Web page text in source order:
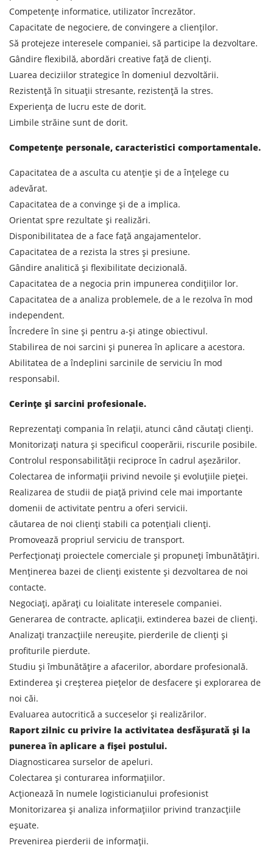
Competențe informatice, utilizator încrezător.
Capacitate de negociere, de convingere a clienților.
Să protejeze interesele companiei, să participe la dezvoltare.
Gândire flexibilă, abordări creative față de clienți.
Luarea deciziilor strategice în domeniul dezvoltării.
Rezistență în situații stresante, rezistență la stres.
Experiența de lucru este de dorit.
Limbile străine sunt de dorit.
Competențe personale, caracteristici comportamentale.
Capacitatea de a asculta cu atenție și de a înțelege cu
adevărat.
Capacitatea de a convinge și de a implica.
Orientat spre rezultate și realizări.
Disponibilitatea de a face față angajamentelor.
Capacitatea de a rezista la stres și presiune.
Gândire analitică și flexibilitate decizională.
Capacitatea de a negocia prin impunerea condițiilor lor.
Capacitatea de a analiza problemele, de a le rezolva în mod
independent.
Încredere în sine și pentru a-și atinge obiectivul.
Stabilirea de noi sarcini și punerea în aplicare a acestora.
Abilitatea de a îndeplini sarcinile de serviciu în mod
responsabil.
Cerințe și sarcini profesionale.
Reprezentați compania în relații, atunci când căutați clienți.
Monitorizați natura și specificul cooperării, riscurile posibile.
Controlul responsabilității reciproce în cadrul așezărilor.
Colectarea de informații privind nevoile și evoluțiile pieței.
Realizarea de studii de piață privind cele mai importante
domenii de activitate pentru a oferi servicii.
căutarea de noi clienți stabili ca potențiali clienți.
Promovează propriul serviciu de transport.
Perfecționați proiectele comerciale și propuneți îmbunătățiri.
Menținerea bazei de clienți existente și dezvoltarea de noi
contacte.
Negociați, apărați cu loialitate interesele companiei.
Generarea de contracte, aplicații, extinderea bazei de clienți.
Analizați tranzacțiile nereușite, pierderile de clienți și
profiturile pierdute.
Studiu și îmbunătățire a afacerilor, abordare profesională.
Extinderea și creșterea piețelor de desfacere și explorarea de
noi căi.
Evaluarea autocritică a succeselor și realizărilor.
Raport zilnic cu privire la activitatea desfășurată și la
punerea în aplicare a fișei postului.
Diagnosticarea surselor de apeluri.
Colectarea și conturarea informațiilor.
Acționează în numele logisticianului profesionist
Monitorizarea și analiza informațiilor privind tranzacțiile
eșuate.
Prevenirea pierderii de informații.
Aflați despre costurile de
expediere
Descarcă țara
Descarcă orașul
Teren de descărcare
Orașul de descărcare de gestiune
Data de descărcare
Tipul de transport
Greutatea sarcinii, ( t )
Volumul încărcăturii
Persoana de contact
Numar de contact
Prin depunerea unei cereri, sunteți de acord cu
prelucrarea datelor cu caracter personal.